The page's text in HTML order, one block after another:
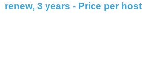
Certificazioni
renew, 3 years - Price per host